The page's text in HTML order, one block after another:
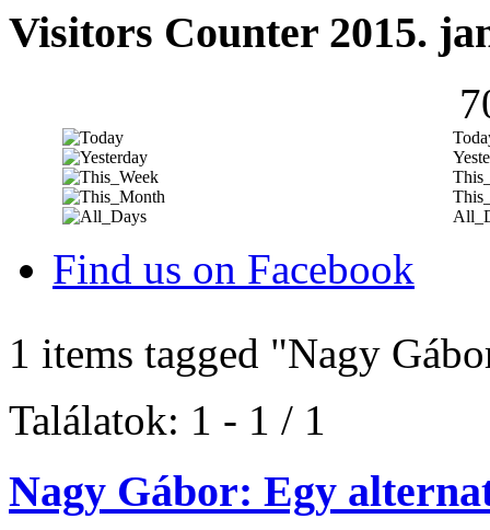
Visitors Counter 2015.
Find us on Facebook
1 items tagged "Nagy
Találatok: 1 - 1 / 1
Nagy Gábor: Egy